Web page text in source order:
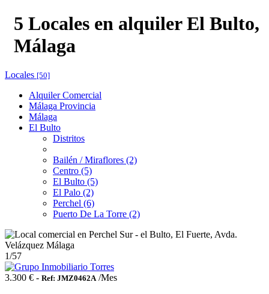
5 Locales en alquiler El Bulto,
Málaga
Locales [50]
Alquiler Comercial
Málaga Provincia
Málaga
El Bulto
Distritos
Bailén / Miraflores (2)
Centro (5)
El Bulto (5)
El Palo (2)
Perchel (6)
Puerto De La Torre (2)
1/57
3.300 € - Ref: JMZ0462A /Mes